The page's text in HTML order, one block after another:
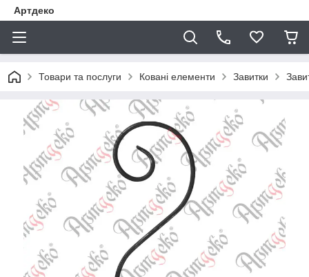
Артдеко
Товари та послуги Ковані елементи Завитки